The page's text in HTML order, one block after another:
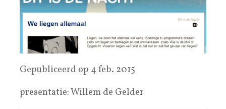
Gepubliceerd op 4 feb. 2015
presentatie: Willem de Gelder